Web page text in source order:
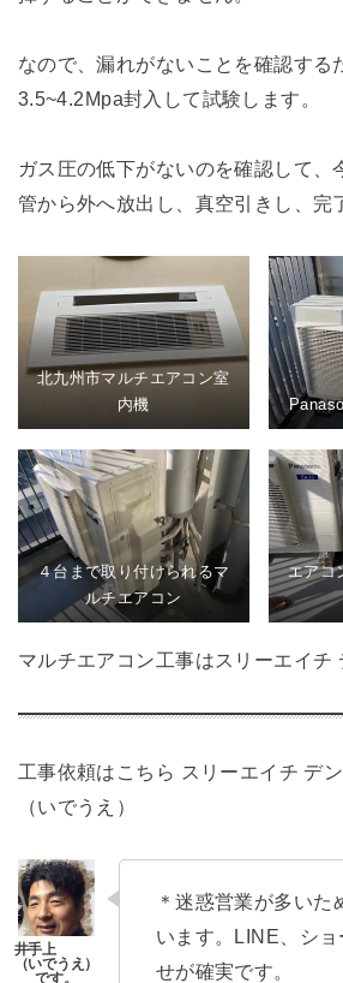
なので、漏れがないことを確認する
3.5~4.2Mpa封入して試験します。
ガス圧の低下がないのを確認して、
管から外へ放出し、真空引きし、完
北九州市マルチエアコン室
内機
４台まで取り付けられるマ
ルチエアコン
エアコ
マルチエアコン工事はスリーエイチ
工事依頼はこちら スリーエイチ デ
（いでうえ）
＊迷惑営業が多いた
います。LINE、シ
せが確実です。